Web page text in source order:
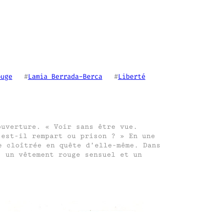
   #
Lamia Berrada-Berca
   #
Liberté
« Voir sans être vue.
il rempart ou prison ? » En une
cloîtrée en quête d’elle-même. Dans
vêtement rouge sensuel et un